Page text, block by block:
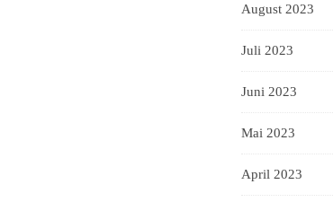
August 2023
Juli 2023
Juni 2023
Mai 2023
April 2023